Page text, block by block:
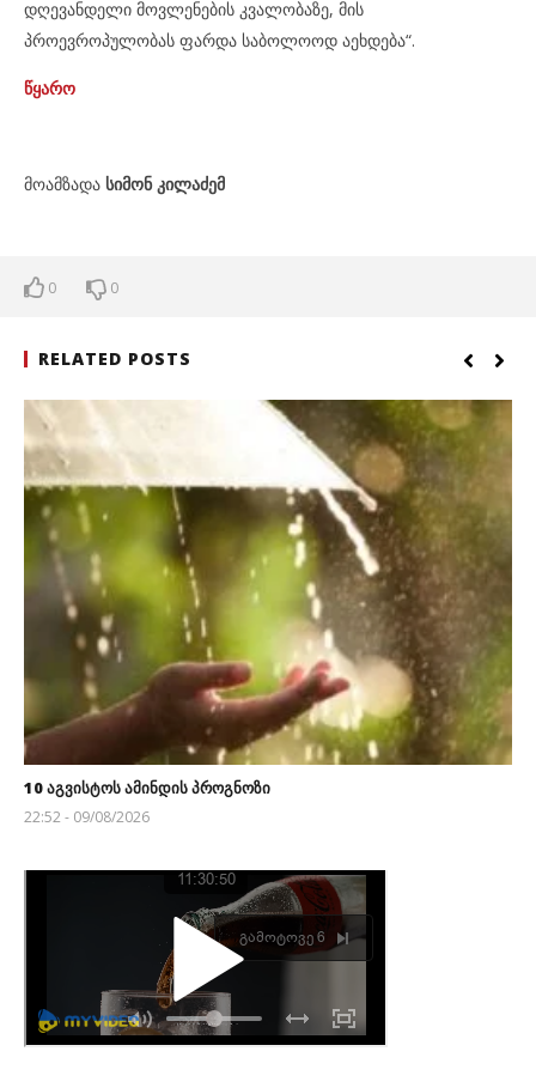
დღევანდელი მოვლენების კვალობაზე, მის
პროევროპულობას ფარდა საბოლოოდ აეხდება“.
წყარო
მოამზადა სიმონ კილაძემ
0 0
RELATED POSTS
10 აგვისტოს ამინდის პროგნოზი
22:52 - 09/08/2026